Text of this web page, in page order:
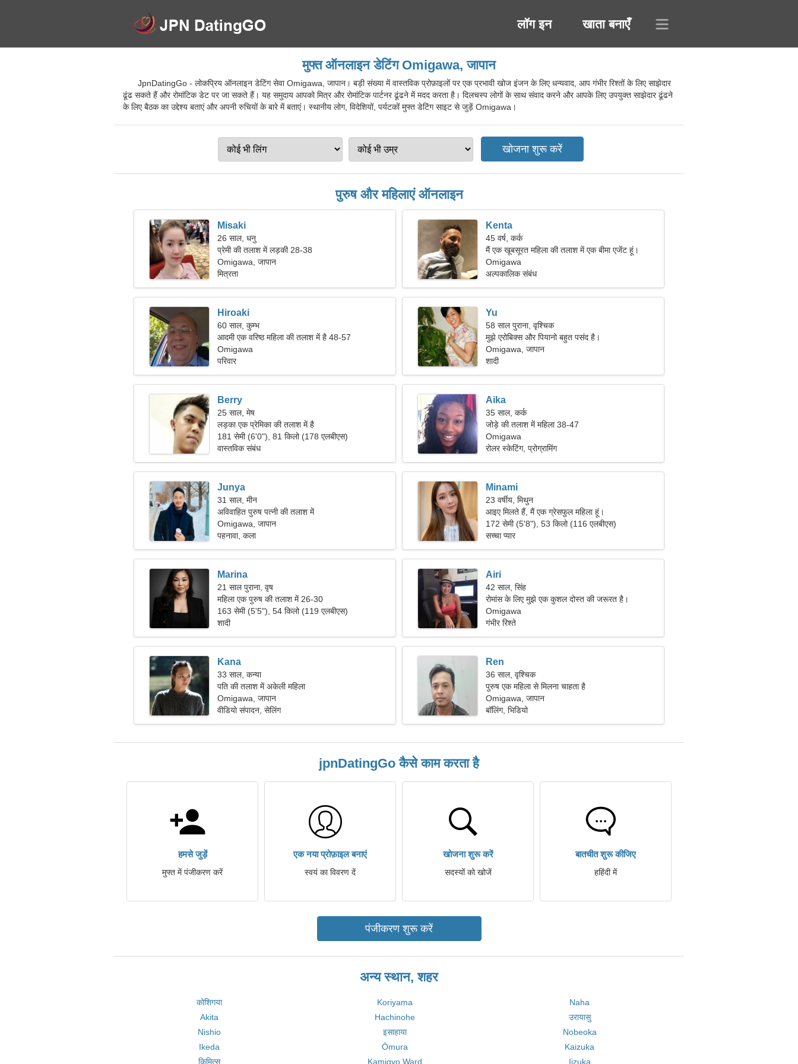
लॉग इन खाता बनाएँ
मुफ्त ऑनलाइन डेटिंग Omigawa, जापान
JpnDatingGo - लोकप्रिय ऑनलाइन डेटिंग सेवा Omigawa, जापान। बड़ी संख्या में वास्तविक प्रोफ़ाइलों पर एक प्रभावी खोज इंजन के लिए धन्यवाद, आप गंभीर रिश्तों के लिए साझेदार
ढूंढ सकते हैं और रोमांटिक डेट पर जा सकते हैं। यह समुदाय आपको मित्र और रोमांटिक पार्टनर ढूंढने में मदद करता है। दिलचस्प लोगों के साथ संवाद करने और आपके लिए उपयुक्त साझेदार ढूंढने
के लिए बैठक का उद्देश्य बताएं और अपनी रुचियों के बारे में बताएं। स्थानीय लोग, विदेशियों, पर्यटकों मुफ्त डेटिंग साइट से जुड़ें Omigawa।
पुरुष और महिलाएं ऑनलाइन
Misaki
26 साल, धनु
प्रेमी की तलाश में लड़की 28-38
Omigawa, जापान
मित्रता
Kenta
45 वर्ष, कर्क
मैं एक खूबसूरत महिला की तलाश में एक बीमा एजेंट हूं।
Omigawa
अल्पकालिक संबंध
Hiroaki
60 साल, कुम्भ
आदमी एक वरिष्ठ महिला की तलाश में है 48-57
Omigawa
परिवार
Yu
58 साल पुराना, वृश्चिक
मुझे एरोबिक्स और पियानो बहुत पसंद है।
Omigawa, जापान
शादी
Berry
25 साल, मेष
लड़का एक प्रेमिका की तलाश में है
181 सेमी (6'0"), 81 किलो (178 एलबीएस)
वास्तविक संबंध
Aika
35 साल, कर्क
जोड़े की तलाश में महिला 38-47
Omigawa
रोलर स्केटिंग, प्रोग्रामिंग
Junya
31 साल, मीन
अविवाहित पुरुष पत्नी की तलाश में
Omigawa, जापान
पहनावा, कला
Minami
23 वर्षीय, मिथुन
आइए मिलते हैं, मैं एक ग्रेसफुल महिला हूं।
172 सेमी (5'8"), 53 किलो (116 एलबीएस)
सच्चा प्यार
Marina
21 साल पुराना, वृष
महिला एक पुरुष की तलाश में 26-30
163 सेमी (5'5"), 54 किलो (119 एलबीएस)
शादी
Airi
42 साल, सिंह
रोमांस के लिए मुझे एक कुशल दोस्त की जरूरत है।
Omigawa
गंभीर रिश्ते
Kana
33 साल, कन्या
पति की तलाश में अकेली महिला
Omigawa, जापान
वीडियो संपादन, सेलिंग
Ren
36 साल, वृश्चिक
पुरुष एक महिला से मिलना चाहता है
Omigawa, जापान
बॉलिंग, भिडियो
jpnDatingGo कैसे काम करता है
हमसे जुड़ें
मुफ्त में पंजीकरण करें
एक नया प्रोफ़ाइल बनाएं
स्वयं का विवरण दें
खोजना शुरू करें
सदस्यों को खोजें
बातचीत शुरू कीजिए
हहिंदी में
पंजीकरण शुरू करें
अन्य स्थान, शहर
कोशिगया Koriyama
Naha
Akita
Hachinohe
उरायासु
Nishio
इसाहाया
Nobeoka
Ikeda
Ōmura
Kaizuka
किमित्सू
Kamigyo Ward Iizuka